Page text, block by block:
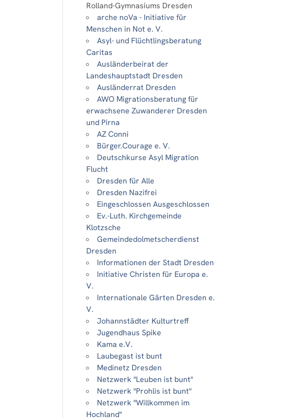
Rolland-Gymnasiums Dresden
arche noVa - Initiative für
Menschen in Not e. V.
Asyl- und Flüchtlingsberatung
Caritas
Ausländerbeirat der
Landeshauptstadt Dresden
Ausländerrat Dresden
AWO Migrationsberatung für
erwachsene Zuwanderer Dresden
und Pirna
AZ Conni
Bürger.Courage e. V.
Deutschkurse Asyl Migration
Flucht
Dresden für Alle
Dresden Nazifrei
Eingeschlossen Ausgeschlossen
Ev.-Luth. Kirchgemeinde
Klotzsche
Gemeindedolmetscherdienst
Dresden
Informationen der Stadt Dresden
Initiative Christen für Europa e.
V.
Internationale Gärten Dresden e.
V.
Johannstädter Kulturtreff
Jugendhaus Spike
Kama e.V.
Laubegast ist bunt
Medinetz Dresden
Netzwerk "Leuben ist bunt"
Netzwerk "Prohlis ist bunt"
Netzwerk "Willkommen im
Hochland"